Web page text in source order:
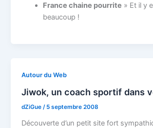
France chaine pourrite » Et il y
beaucoup !
Autour du Web
Jiwok, un coach sportif dans
dZiGue/ 5 septembre 2008
Découverte d’un petit site fort